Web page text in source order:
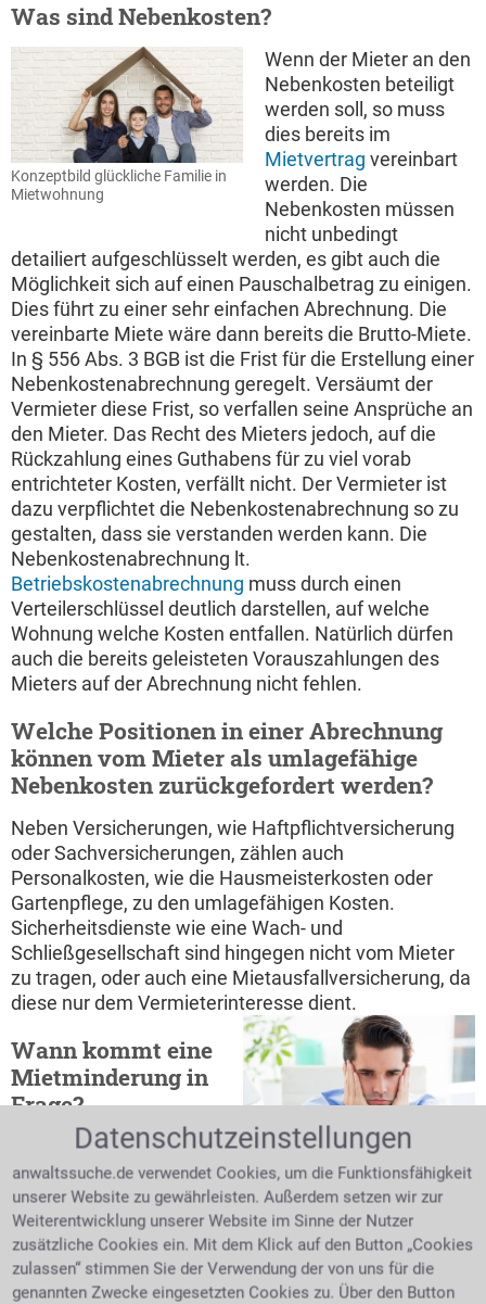
Was sind Nebenkosten?
Konzeptbild glückliche Familie in
Mietwohnung
Wenn der Mieter an den
Nebenkosten beteiligt
werden soll, so muss
dies bereits im
Mietvertrag vereinbart
werden. Die
Nebenkosten müssen
nicht unbedingt
detailiert aufgeschlüsselt werden, es gibt auch die
Möglichkeit sich auf einen Pauschalbetrag zu einigen.
Dies führt zu einer sehr einfachen Abrechnung. Die
vereinbarte Miete wäre dann bereits die Brutto-Miete.
In § 556 Abs. 3 BGB ist die Frist für die Erstellung einer
Nebenkostenabrechnung geregelt. Versäumt der
Vermieter diese Frist, so verfallen seine Ansprüche an
den Mieter. Das Recht des Mieters jedoch, auf die
Rückzahlung eines Guthabens für zu viel vorab
entrichteter Kosten, verfällt nicht. Der Vermieter ist
dazu verpflichtet die Nebenkostenabrechnung so zu
gestalten, dass sie verstanden werden kann. Die
Nebenkostenabrechnung lt.
Betriebskostenabrechnung muss durch einen
Verteilerschlüssel deutlich darstellen, auf welche
Wohnung welche Kosten entfallen. Natürlich dürfen
auch die bereits geleisteten Vorauszahlungen des
Mieters auf der Abrechnung nicht fehlen.
Welche Positionen in einer Abrechnung
können vom Mieter als umlagefähige
Nebenkosten zurückgefordert werden?
Neben Versicherungen, wie Haftpflichtversicherung
oder Sachversicherungen, zählen auch
Personalkosten, wie die Hausmeisterkosten oder
Gartenpflege, zu den umlagefähigen Kosten.
Sicherheitsdienste wie eine Wach- und
Schließgesellschaft sind hingegen nicht vom Mieter
zu tragen, oder auch eine Mietausfallversicherung, da
diese nur dem Vermieterinteresse dient.
trauriger junger Mann sitzt am
Tisch
Wann kommt eine
Mietminderung in
Frage?
Schnell kann es auch
bei einem bisher
harmonischen
Mietverhältnis zu Differenzen kommen. Zu wenig
Rücksichtnahme im Haus, sei es durch Krach im
Treppenhaus, schlagende Türen oder kläffende
Hunde kann eine Situation schnell eskalieren lassen.
Datenschutzeinstellungen
anwaltssuche.de verwendet Cookies, um die Funktionsfähigkeit
unserer Website zu gewährleisten. Außerdem setzen wir zur
Weiterentwicklung unserer Website im Sinne der Nutzer
zusätzliche Cookies ein. Mit dem Klick auf den Button „Cookies
zulassen“ stimmen Sie der Verwendung der von uns für die
genannten Zwecke eingesetzten Cookies zu. Über den Button